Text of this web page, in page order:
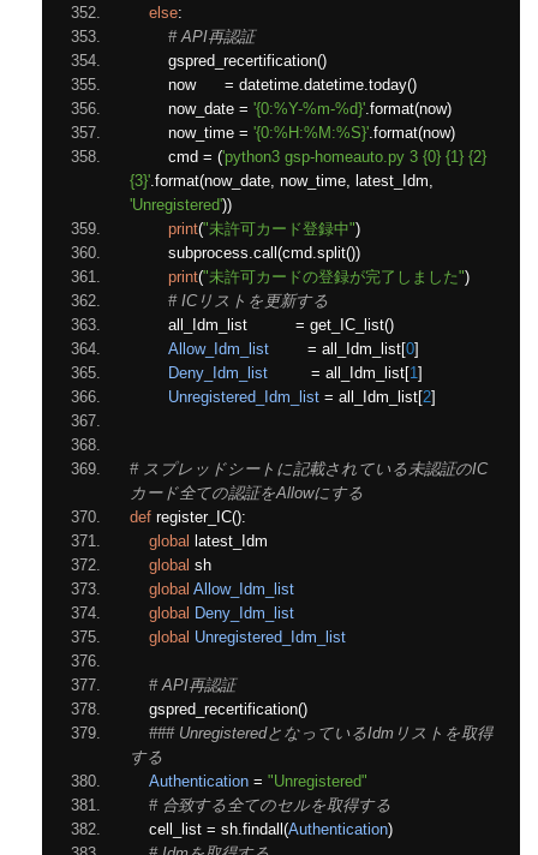
else:
# API再認証
        gspred_recertification
()
        now
= datetime.datetime.today()
        now_date
= '{0:%Y-%m-%d}'.format(now)
        now_time
= '{0:%H:%M:%S}'.format(now)
        cmd
= ('python3 gsp-homeauto.py 3 {0} {1} {2}
{3}'.format(now_date, now_time, latest_Idm,
'Unregistered'))
print("未許可カード登録中")
        subprocess
.call (cmd.split())
print("未許可カードの登録が完了しました")
# ICリストを更新する
        all_Idm_list
= get_IC_list()
Allow_Idm_list
= all_Idm_list[0]
Deny_Idm_list
= all_Idm_list[1]
Unregistered_Idm_list = all_Idm_list[2]
# スプレッドシートに記載されている未認証のIC
カード全ての認証をAllowにする
def register_IC():
global latest_Idm
global sh
global Allow_Idm_list
global Deny_Idm_list
global Unregistered_Idm_list
# API再認証
    gspred_recertification
()
### UnregisteredとなっているIdmリストを取得
する
Authentication = "Unregistered"
# 合致する全てのセルを取得する
    cell_list
= sh.findall (Authentication)